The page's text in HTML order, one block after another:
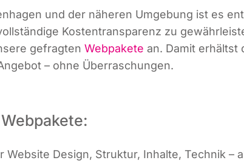
und der nähe­ren Umge­bung ist es
Kos­ten­trans­pa­renz zu
gefrag­ten Web­pa­ke­te an. Damit erhältst
– ohne Überraschungen.
Web­site Design, Struk­tur, Inhal­te, Tech­nik –